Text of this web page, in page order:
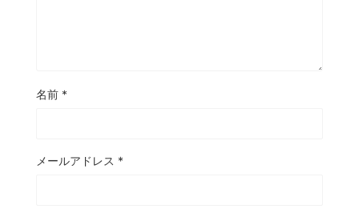
名前 *
メールアドレス *